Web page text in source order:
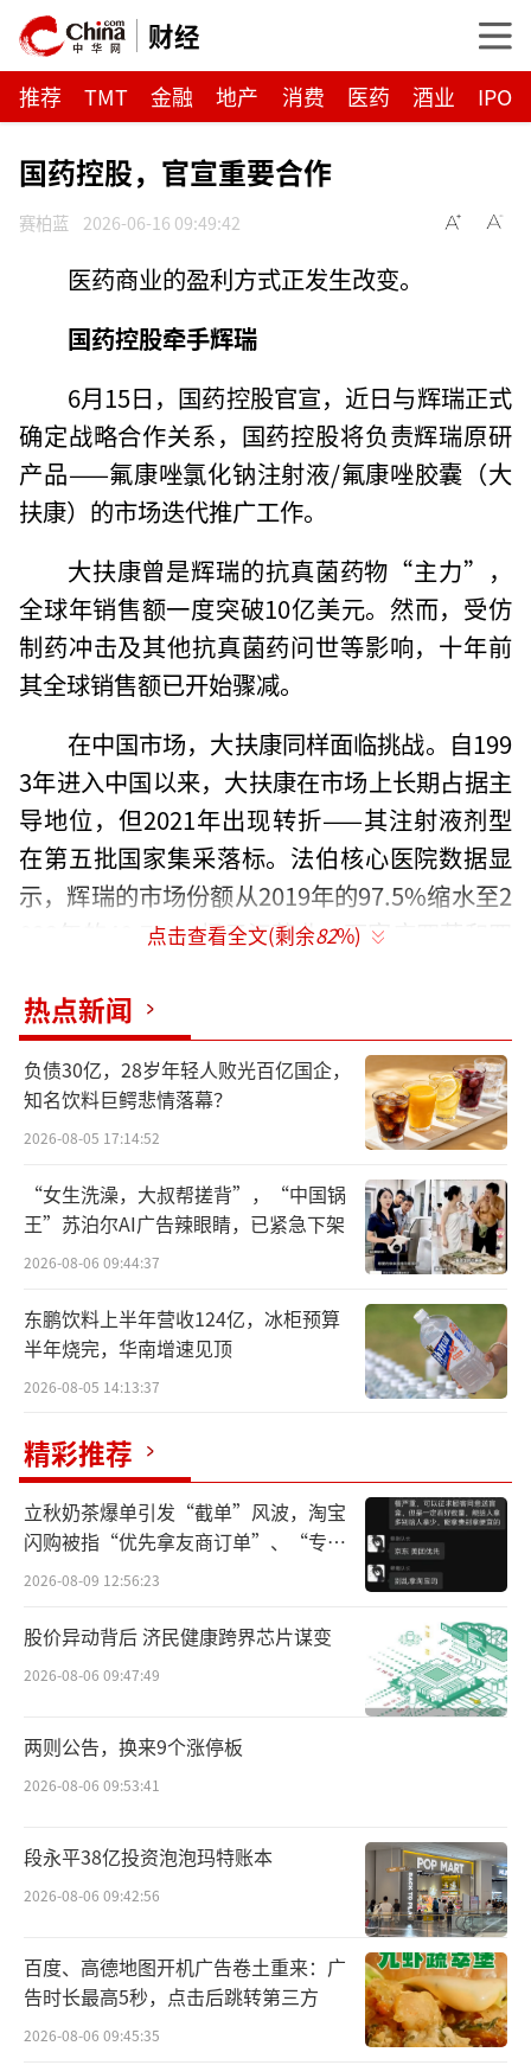
财经
推荐 TMT 金融 地产 消费 医药 酒业 IPO
国药控股，官宣重要合作
赛柏蓝 2026-06-16 09:49:42
医药商业的盈利方式正发生改变。
国药控股牵手辉瑞
6月15日，国药控股官宣，近日与辉瑞正式
确定战略合作关系，国药控股将负责辉瑞原研
产品——氟康唑氯化钠注射液/氟康唑胶囊（大
扶康）的市场迭代推广工作。
大扶康曾是辉瑞的抗真菌药物“主力”，
全球年销售额一度突破10亿美元。然而，受仿
制药冲击及其他抗真菌药问世等影响，十年前
其全球销售额已开始骤减。
在中国市场，大扶康同样面临挑战。自199
3年进入中国以来，大扶康在市场上长期占据主
导地位，但2021年出现转折——其注射液剂型
在第五批国家集采落标。法伯核心医院数据显
示，辉瑞的市场份额从2019年的97.5%缩水至2
023年的40.7%，扬子江药业、石家庄四药和四
药渡数据进一步印证了这一趋势，2025年
辉瑞的氟康唑氯化钠注射液在国内市场份额虽
保持第一位置，但已下降至37.1%，销售额为1.
22亿元。而扬子江药业等上述三家国内企业已
拿走43.43%的市场份额，总销售额约1.43亿
元。
未来，凭借国药控股的渠道优势，辉瑞的
大扶康能否提升市场份额？
此次合作不仅是为辉瑞的大扶康寻找出
作，新产品意味着更具潜力的利润空间与业绩
增量。
据赛柏蓝梳理，2025年，辉瑞血液肿瘤领
域的埃纳妥单抗、抗感染用药氨曲南阿维巴坦
钠以及治疗罕见病的马塔西单抗相继获批上
市。
对于辉瑞而言，其目前正面临业绩增长压
力——2025年营收虽超650亿美元，位列跨国药
企第五，却是前十强中仅有的两家增速下滑者
之一（同比下降2%）。对跨国药企来说，中国
又是一块不可丢失的重要市场。在这种背景
下，辉瑞需要借助本土商业巨头的渠道网络来
打开增量空间。
而辉瑞选择的国药控股，2025年其营收与
分销业务营收分别达5752亿元、4354亿元，业
点击查看全文(剩余82%)
热点新闻
负债30亿，28岁年轻人败光百亿国企，
知名饮料巨鳄悲情落幕？
2026-08-05 17:14:52
“女生洗澡，大叔帮搓背”，“中国锅
王”苏泊尔AI广告辣眼睛，已紧急下架
2026-08-06 09:44:37
东鹏饮料上半年营收124亿，冰柜预算
半年烧完，华南增速见顶
2026-08-05 14:13:37
精彩推荐
立秋奶茶爆单引发“截单”风波，淘宝
闪购被指“优先拿友商订单”、“专挑
贵的拿”
2026-08-09 12:56:23
股价异动背后 济民健康跨界芯片谋变
2026-08-06 09:47:49
两则公告，换来9个涨停板
2026-08-06 09:53:41
段永平38亿投资泡泡玛特账本
2026-08-06 09:42:56
百度、高德地图开机广告卷土重来：广
告时长最高5秒，点击后跳转第三方
2026-08-06 09:45:35